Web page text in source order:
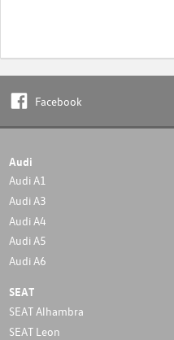
Facebook
Audi
Audi A1
Audi A3
Audi A4
Audi A5
Audi A6
SEAT
SEAT Alhambra
SEAT Leon